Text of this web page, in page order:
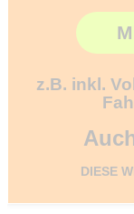
z.B. inkl.
DIESE